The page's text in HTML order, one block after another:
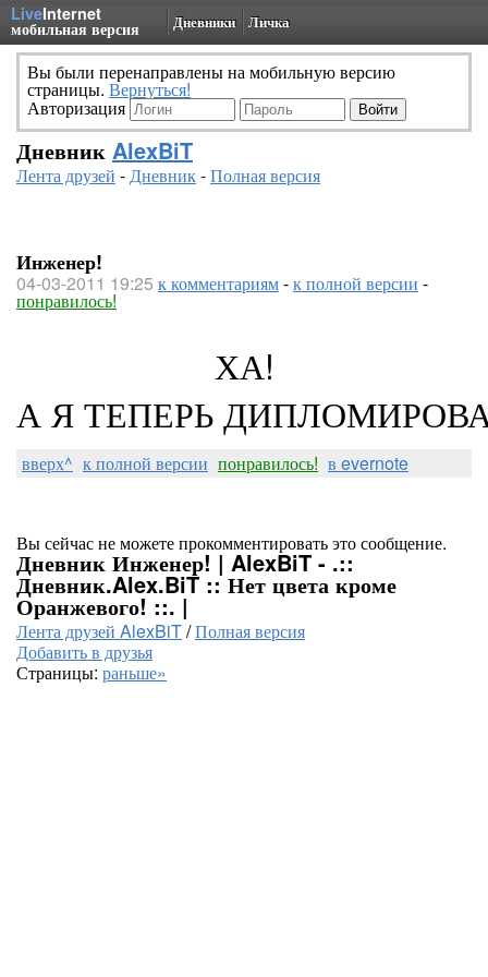
LiveInternet
мобильная версия Дневники Личка
Вы были перенаправлены на мобильную версию
страницы. Вернуться!
Авторизация
Дневник AlexBiT
Лента друзей -Дневник-Полная версия
Инженер!
04-03-2011 19:25 к комментариям-к полной версии -
понравилось!
ХА!
А Я ТЕПЕРЬ
вверх^ к полной версии понравилось! в evernote
Вы сейчас не можете прокомментировать это сообщение.
Дневник Инженер! | AlexBiT - .::
Дневник.Alex.BiT :: Нет цвета кроме
Оранжевого! ::. |
Лента друзей AlexBiT/Полная версия
Добавить в друзья
Страницы: раньше»